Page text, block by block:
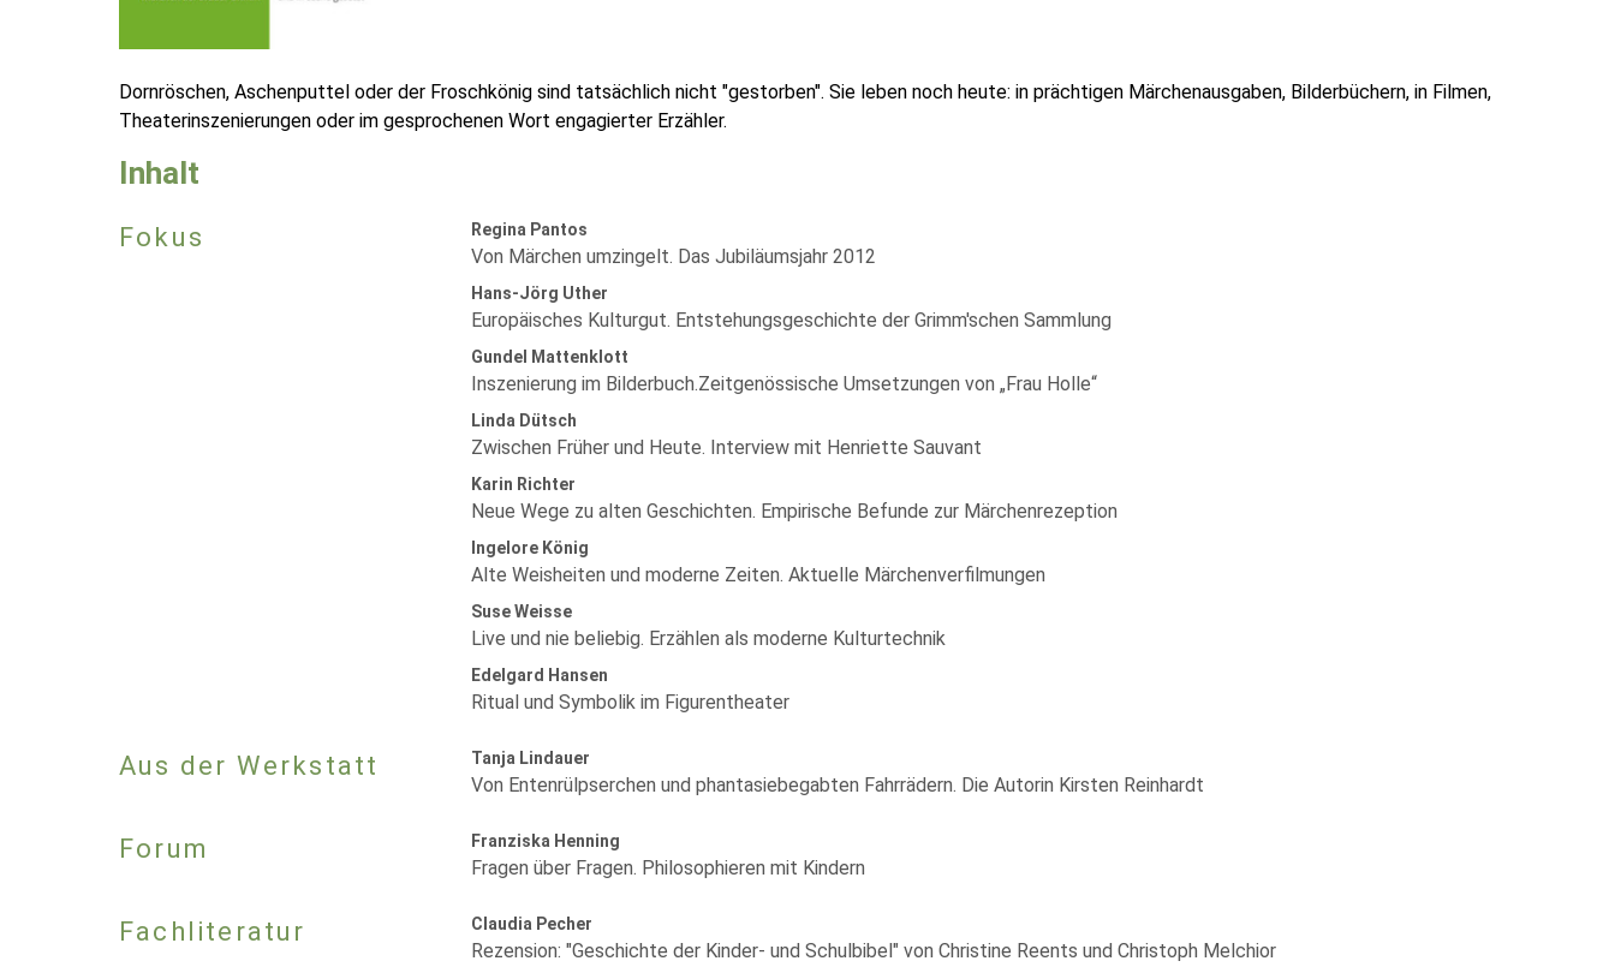
Dornröschen, Aschenputtel oder der Froschkönig sind tatsächlich nicht "gestorben". Sie leben noch heute: in prächtigen Märchenausgaben, Bilderbüchern, in Filmen,
Theaterinszenierungen oder im gesprochenen Wort engagierter Erzähler.
Inhalt
Fokus Regina Pantos
Von Märchen umzingelt. Das Jubiläumsjahr 2012
Hans-Jörg Uther
Europäisches Kulturgut. Entstehungsgeschichte der Grimm'schen Sammlung
Gundel Mattenklott
Inszenierung im Bilderbuch.Zeitgenössische Umsetzungen von „Frau Holle“
Linda Dütsch
Zwischen Früher und Heute. Interview mit Henriette Sauvant
Karin Richter
Neue Wege zu alten Geschichten. Empirische Befunde zur Märchenrezeption
Ingelore König
Alte Weisheiten und moderne Zeiten. Aktuelle Märchenverfilmungen
Suse Weisse
Live und nie beliebig. Erzählen als moderne Kulturtechnik
Edelgard Hansen
Ritual und Symbolik im Figurentheater
Aus der Werkstatt Tanja Lindauer
Von Entenrülpserchen und phantasiebegabten Fahrrädern. Die Autorin Kirsten Reinhardt
Forum Franziska Henning
Fragen über Fragen. Philosophieren mit Kindern
Fachliteratur Claudia Pecher
Rezension: "Geschichte der Kinder- und Schulbibel" von Christine Reents und Christoph Melchior